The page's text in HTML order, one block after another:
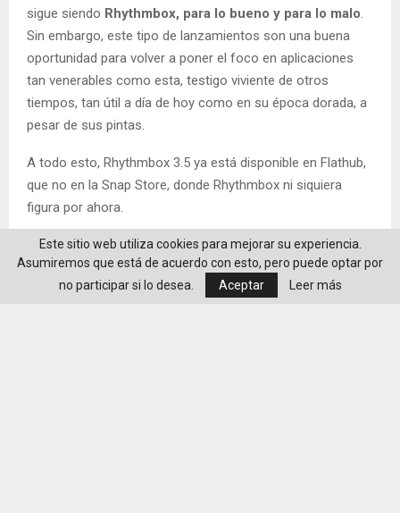
sigue siendo Rhythmbox, para lo bueno y para lo malo
Sin embargo, este tipo de lanzamientos son una buena
oportunidad para volver a poner el foco en aplicaciones
tan venerables como esta, testigo viviente de otros
tiempos, tan útil a día de hoy como en su época dorada, a
pesar de sus pintas.
A todo esto, Rhythmbox 3.5 ya está disponible en Flathub,
que no en la Snap Store, donde Rhythmbox ni siquiera
figura por ahora.
La entrada Rhythmbox 3.5: nueva versión del veterano
reproductor de música es original de MuyLinux
Este sitio web utiliza cookies para mejorar su experiencia.
Asumiremos que está de acuerdo con esto, pero puede optar por
no participar si lo desea.
Aceptar Leer más